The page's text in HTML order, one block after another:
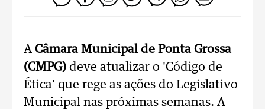
A Câmara Municipal de Ponta Grossa
(CMPG) deve atualizar o 'Código de
Ética' que rege as ações do Legislativo
Municipal nas próximas semanas. A